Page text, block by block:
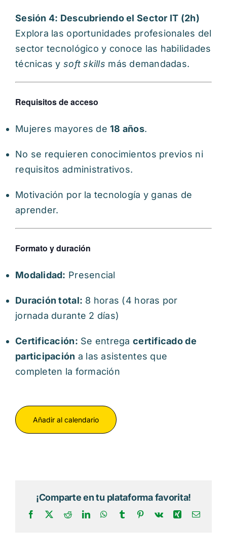
Sesión 4: Descubriendo el Sector IT (2h)
Explora las oportunidades profesionales del
sector tecnológico y conoce las habilidades
técnicas y soft skills más demandadas.
Requisitos de acceso
Mujeres mayores de18 años.
No se requieren conocimientos previos ni
requisitos administrativos.
Motivación por la tecnología y ganas de
aprender.
Formato y duración
Modalidad: Presencial
Duración total: 8 horas (4 horas por
jornada durante 2 días)
Certificación: Se entregacertificado de
participación a las asistentes que
completen la formación
Añadir al calendario
¡Comparte en tu plataforma favorita!
Facebook RedditLinkedInWhatsApp
Tumblr Pinterest
Vk XingCorreo